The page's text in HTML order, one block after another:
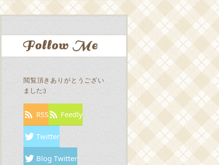
Follow Me
閲覧頂きありがとうござい
ました:)
RSS Feedly
Twitter
Blog Twitter